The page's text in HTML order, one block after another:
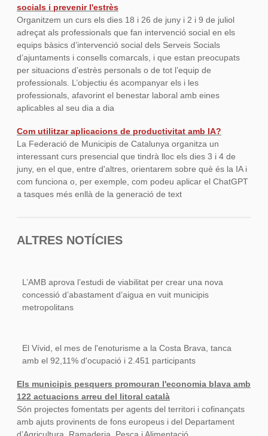
socials i prevenir l'estrès
Organitzem un curs els dies 18 i 26 de juny i 2 i 9 de juliol
adreçat als professionals que fan intervenció social en els
equips bàsics d’intervenció social dels Serveis Socials
d’ajuntaments i consells comarcals, i que estan preocupats
per situacions d’estrès personals o de tot l’equip de
professionals. L’objectiu és acompanyar els i les
professionals, afavorint el benestar laboral amb eines
aplicables al seu dia a dia
Com utilitzar aplicacions de productivitat amb IA?
La Federació de Municipis de Catalunya organitza un
interessant curs presencial que tindrà lloc els dies 3 i 4 de
juny, en el que, entre d'altres, orientarem sobre què és la IA i
com funciona o, per exemple, com podeu aplicar el ChatGPT
a tasques més enllà de la generació de text
ALTRES NOTÍCIES
L’AMB aprova l’estudi de viabilitat per crear una nova
concessió d’abastament d’aigua en vuit municipis
metropolitans
El Vívid, el mes de l'enoturisme a la Costa Brava, tanca
amb el 92,11% d'ocupació i 2.451 participants
Els municipis pesquers promouran l'economia blava amb
122 actuacions arreu del litoral català
Són projectes fomentats per agents del territori i cofinançats
amb ajuts provinents de fons europeus i del Departament